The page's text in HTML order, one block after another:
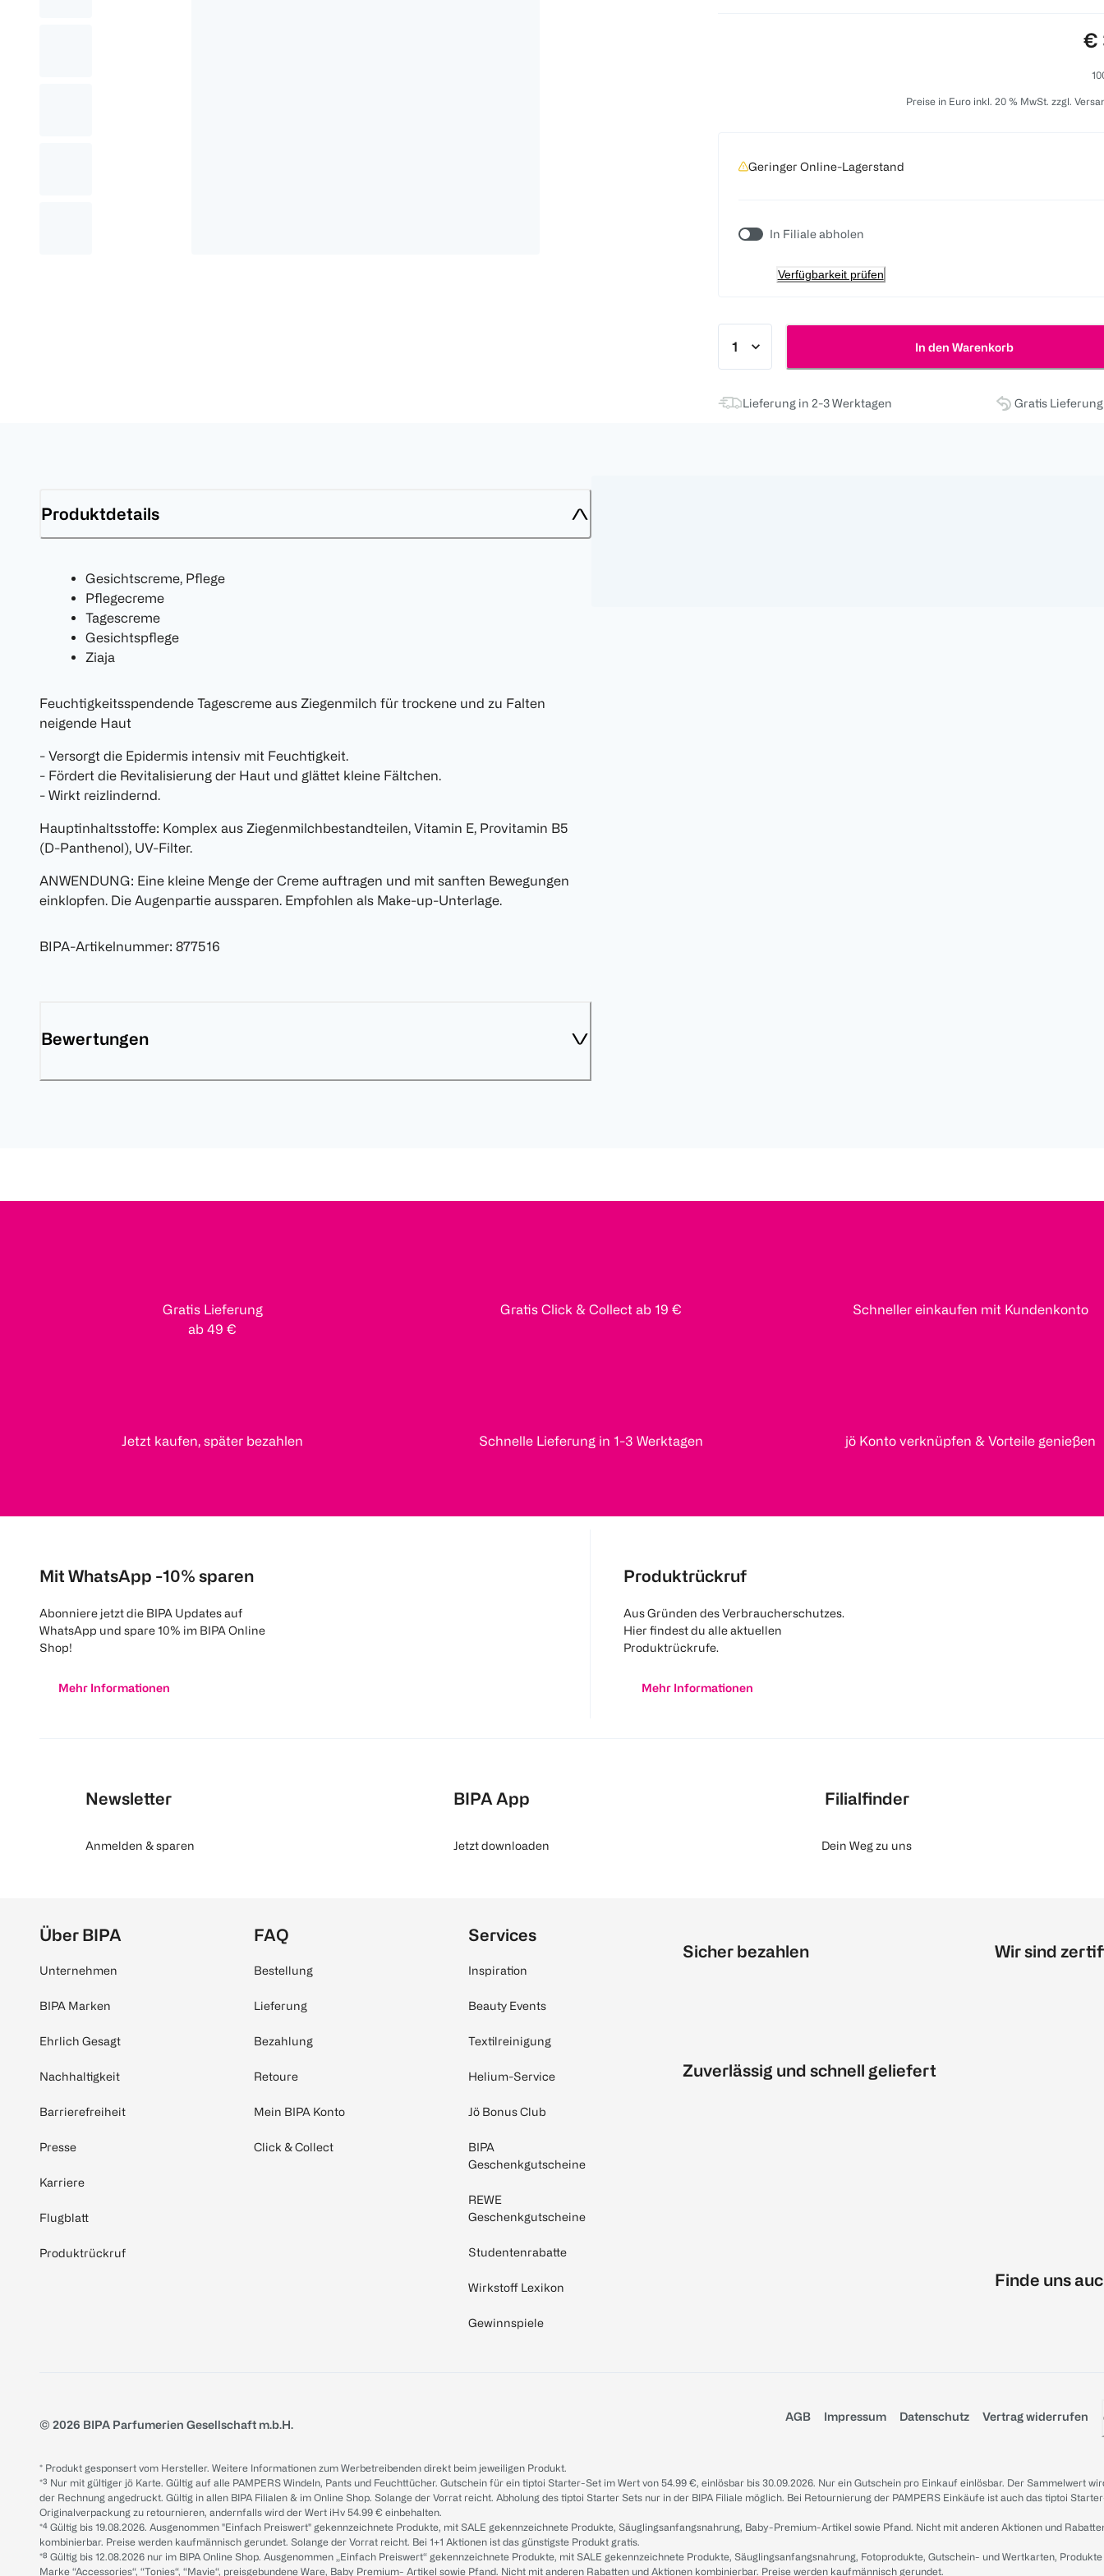
€
Preise in Euro inkl. 20 % MwSt. zzgl.
Geringer Online-Lagerstand
In Filiale abholen
Verfügbarkeit prüfen
In den Warenkorb
Lieferung in 2-3 Werktagen Gratis
Produktdetails
Gesichtscreme, Pflege
Pflegecreme
Tagescreme
Gesichtspflege
Ziaja
Feuchtigkeitsspendende Tagescreme aus Ziegenmilch für trockene und zu Falten
neigende Haut
- Versorgt die Epidermis intensiv mit Feuchtigkeit.
- Fördert die Revitalisierung der Haut und glättet kleine Fältchen.
- Wirkt reizlindernd.
Hauptinhaltsstoffe: Komplex aus Ziegenmilchbestandteilen, Vitamin E, Provitamin B5
(D-Panthenol), UV-Filter.
ANWENDUNG: Eine kleine Menge der Creme auftragen und mit sanften Bewegungen
einklopfen. Die Augenpartie aussparen. Empfohlen als Make-up-Unterlage.
BIPA-Artikelnummer: 877516
Bewertungen
Gratis Lieferung
ab 49 €
Gratis Click & Collect ab 19 € Schneller einkaufen mit Kundenkonto
Jetzt kaufen, später bezahlen Schnelle Lieferung in 1-3 Werktagen jö Konto verknüpfen & Vorteile genießen
Mit WhatsApp -10% sparen
Abonniere jetzt die BIPA Updates auf
WhatsApp und spare 10% im BIPA Online
Shop!
Mehr Informationen
Produktrückruf
Aus Gründen des Verbraucherschutzes.
Hier findest du alle aktuellen
Produktrückrufe.
Mehr Informationen
Newsletter
Anmelden & sparen
BIPA App
Jetzt downloaden
Filialfinder
Dein Weg zu uns
Über BIPA
Unternehmen
BIPA Marken
Ehrlich Gesagt
Nachhaltigkeit
Barrierefreiheit
Presse
Karriere
Flugblatt
Produktrückruf
FAQ
Bestellung
Lieferung
Bezahlung
Retoure
Mein BIPA Konto
Click & Collect
Services
Inspiration
Beauty Events
Textilreinigung
Helium-Service
Jö Bonus Club
BIPA
Geschenkgutscheine
REWE
Geschenkgutscheine
Studentenrabatte
Wirkstoff Lexikon
Gewinnspiele
Sicher bezahlen
Zuverlässig und schnell geliefert
Wir sind
Finde uns
© 2026 BIPA Parfumerien Gesellschaft m.b.H.
AGB Impressum Datenschutz Vertrag widerrufen
* Produkt gesponsert vom Hersteller. Weitere Informationen zum Werbetreibenden direkt beim jeweiligen Produkt.
*³ Nur mit gültiger jö Karte. Gültig auf alle PAMPERS Windeln, Pants und Feuchttücher. Gutschein für ein tiptoi Starter-Set im Wert von 54.99 €, einlösbar bis 30.09.2026. Nur ein Gutschein pro Einkauf einlösbar. Der Sammelwert
der Rechnung angedruckt. Gültig in allen BIPA Filialen & im Online Shop. Solange der Vorrat reicht. Abholung des tiptoi Starter Sets nur in der BIPA Filiale möglich. Bei Retournierung der PAMPERS Einkäufe ist auch das tiptoi
Originalverpackung zu retournieren, andernfalls wird der Wert iHv 54.99 € einbehalten.
*⁴ Gültig bis 19.08.2026. Ausgenommen "Einfach Preiswert" gekennzeichnete Produkte, mit SALE gekennzeichnete Produkte, Säuglingsanfangsnahrung, Baby-Premium-Artikel sowie Pfand. Nicht mit anderen Aktionen und
kombinierbar. Preise werden kaufmännisch gerundet. Solange der Vorrat reicht. Bei 1+1 Aktionen ist das günstigste Produkt gratis.
*⁸ Gültig bis 12.08.2026 nur im BIPA Online Shop. Ausgenommen „Einfach Preiswert“ gekennzeichnete Produkte, mit SALE gekennzeichnete Produkte, Säuglingsanfangsnahrung, Fotoprodukte, Gutschein- und Wertkarten,
Marke “Accessories“, “Tonies“, “Mavie“, preisgebundene Ware, Baby Premium- Artikel sowie Pfand. Nicht mit anderen Rabatten und Aktionen kombinierbar. Preise werden kaufmännisch gerundet.